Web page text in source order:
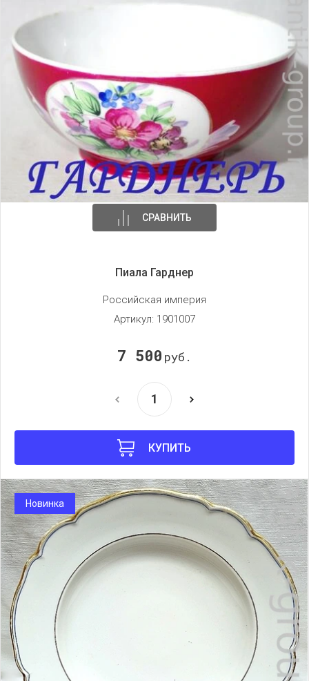
СРАВНИТЬ
Пиала Гарднер
Российская империя
Артикул: 1901007
7 500 руб.
КУПИТЬ
Новинка